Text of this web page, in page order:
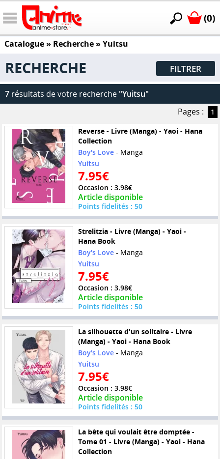
(0)
Catalogue» Recherche » Yuitsu
RECHERCHE FILTRER
7 résultats de votre recherche "Yuitsu"
Pages :
1
Reverse - Livre (Manga) - Yaoi - Hana
Collection
Boy's Love- Manga
Yuitsu
7.95€
Occasion : 3.98€
Article disponible
Points fidelités : 50
Strelitzia - Livre (Manga) - Yaoi -
Hana Book
Boy's Love- Manga
Yuitsu
7.95€
Occasion : 3.98€
Article disponible
Points fidelités : 50
La silhouette d'un solitaire - Livre
(Manga) - Yaoi - Hana Book
Boy's Love- Manga
Yuitsu
7.95€
Occasion : 3.98€
Article disponible
Points fidelités : 50
La bête qui voulait être domptée -
Tome 01 - Livre (Manga) - Yaoi - Hana
Collection